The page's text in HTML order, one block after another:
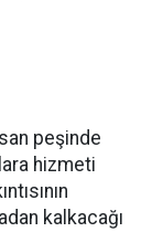
peşinde
hizmeti
kalkacağı